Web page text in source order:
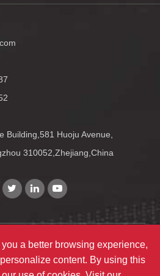
Building,581 Huoju Avenue,
310052,Zhejiang,China
Technology Co., Ltd.
a better browsing experience,
content. By using this